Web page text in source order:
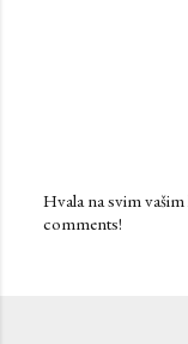
P
Hvala na svim
comments!